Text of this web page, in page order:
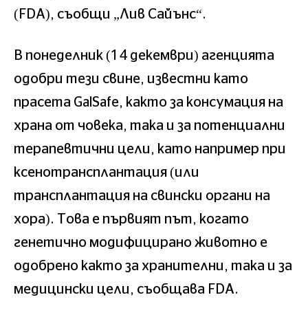
(FDA), съобщи „Лив Сайънс“.
В понеделник (14 декември) агенцията
одобри тези свине, известни като
прасета GalSafe, както за консумация на
храна от човека, така и за потенциални
терапевтични цели, като например при
ксенотрансплантация (или
трансплантация на свински органи на
хора). Това е първият път, когато
генетично модифицирано животно е
одобрено както за хранителни, така и за
медицински цели, съобщава FDA.